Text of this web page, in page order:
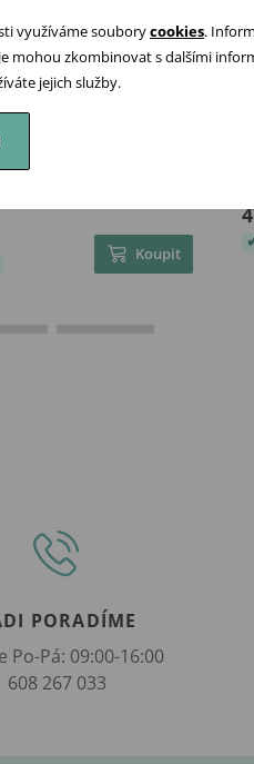
Koupit
PORADÍME
Po-Pá: 09:00-16:00
608 267 033
využíváme souborycookies.
mohou zkombinovat s dalšími
jejich služby.